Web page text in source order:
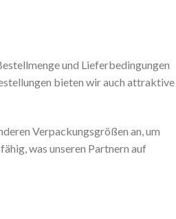
und Lieferbedingungen
bieten wir auch attraktive
Verpackungsgrößen an, um
was unseren Partnern auf